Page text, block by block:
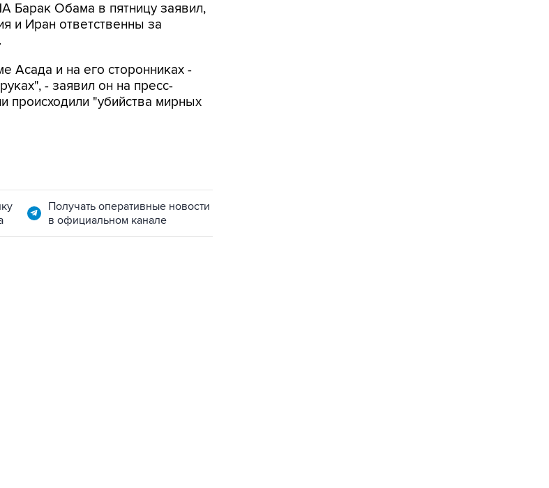
Барак Обама в пятницу заявил,
и Иран ответственны за
Асада и на его сторонниках -
- заявил он на пресс-
происходили "убийства мирных
Получать оперативные новости
в официальном канале